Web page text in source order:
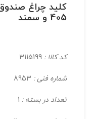
کلید چراغ
405 و سمند
کد کالا :
شماره فنی :
تعداد در بسته :